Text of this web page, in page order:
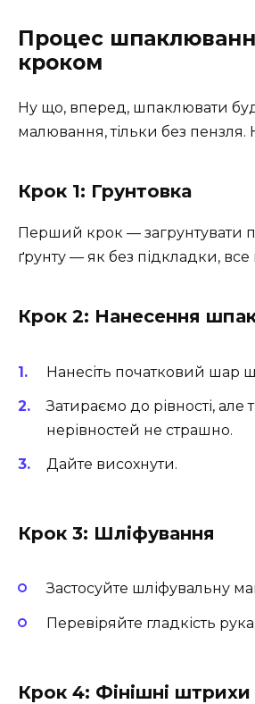
Процес
кроком
Ну що, вперед, шпаклювати
малювання, тільки без
Крок 1: Грунтовка
Перший крок — загрунтувати
ґрунту — як без підкладки, все
Крок 2: Нанесення
Нанесіть початковий шар
Затираємо до рівності, але
нерівностей не страшно.
Дайте висохнути.
Крок 3: Шліфування
Застосуйте шліфувальну
Перевіряйте гладкість
Крок 4: Фінішні штрихи